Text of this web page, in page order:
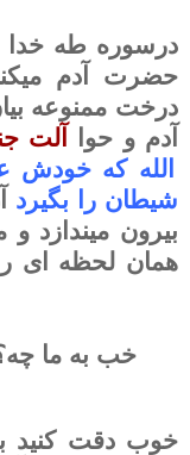
درسوره طه
حضرت آدم
درخت ممنوعه
آدم و حوا
آلت
الله که خودش
شیطان را بگیرد
بیرون میندازد و
همان لحظه ای
خب به ما چه؟
خوب دقت کنید